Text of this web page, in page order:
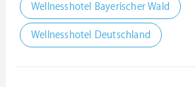
Wellnesshotel Bayerischer Wald
Wellnesshotel Deutschland